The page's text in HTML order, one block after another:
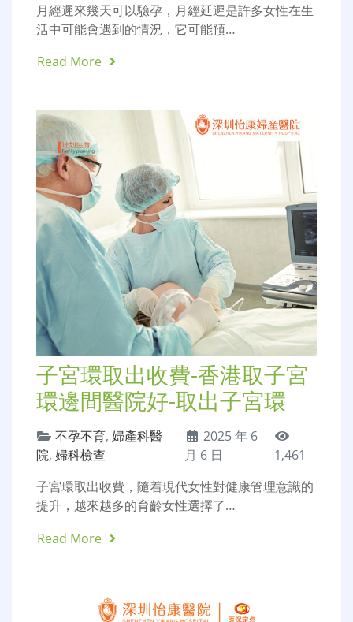
月經遲來幾天可以驗孕，月經延遲是許多女性在生
活中可能會遇到的情況，它可能預…
Read More
子宮環取出收費-香港取子宮
環邊間醫院好-取出子宮環
不孕不育, 婦產科醫
院, 婦科檢查
2025 年 6
月 6 日
1,461
子宮環取出收費，隨着現代女性對健康管理意識的
提升，越來越多的育齡女性選擇了…
Read More